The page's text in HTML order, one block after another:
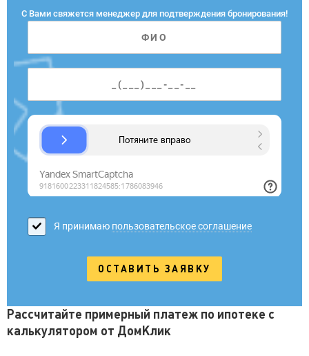
С Вами свяжется менеджер для подтверждения бронирования!
Я принимаю пользовательское соглашение
Рассчитайте примерный платеж по ипотеке с
калькулятором от ДомКлик